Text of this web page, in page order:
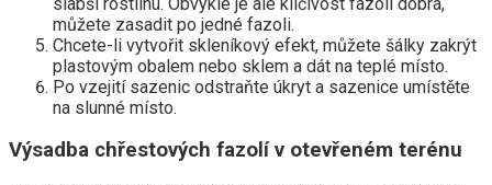
můžete zasadit po jedné fazoli.
Chcete-li vytvořit skleníkový efekt, můžete šálky zakrýt
plastovým obalem nebo sklem a dát na teplé místo.
Po vzejití sazenic odstraňte úkryt a sazenice umístěte
na slunné místo.
Výsadba chřestových fazolí v otevřeném terénu